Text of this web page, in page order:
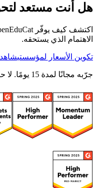
هل أنت مستعد
الاهتمام الذي يستحقه.
تكوين الأسعار لمؤسستي
جرّبه مجانًا لمدة 15 يومًا. لا حاجة لبطاقة ائتمان.